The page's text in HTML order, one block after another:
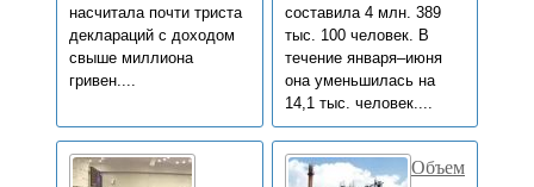
насчитала почти триста
деклараций с доходом
свыше миллиона
гривен....
составила 4 млн. 389
тыс. 100 человек. В
течение января–июня
она уменьшилась на
14,1 тыс. человек....
Объем